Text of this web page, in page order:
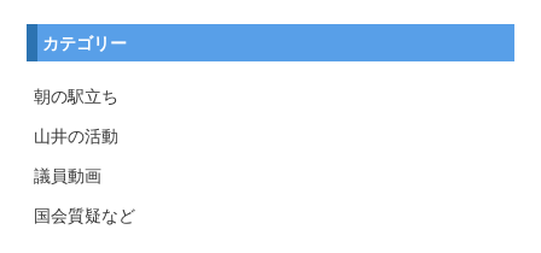
カテゴリー
朝の駅立ち
山井の活動
議員動画
国会質疑など